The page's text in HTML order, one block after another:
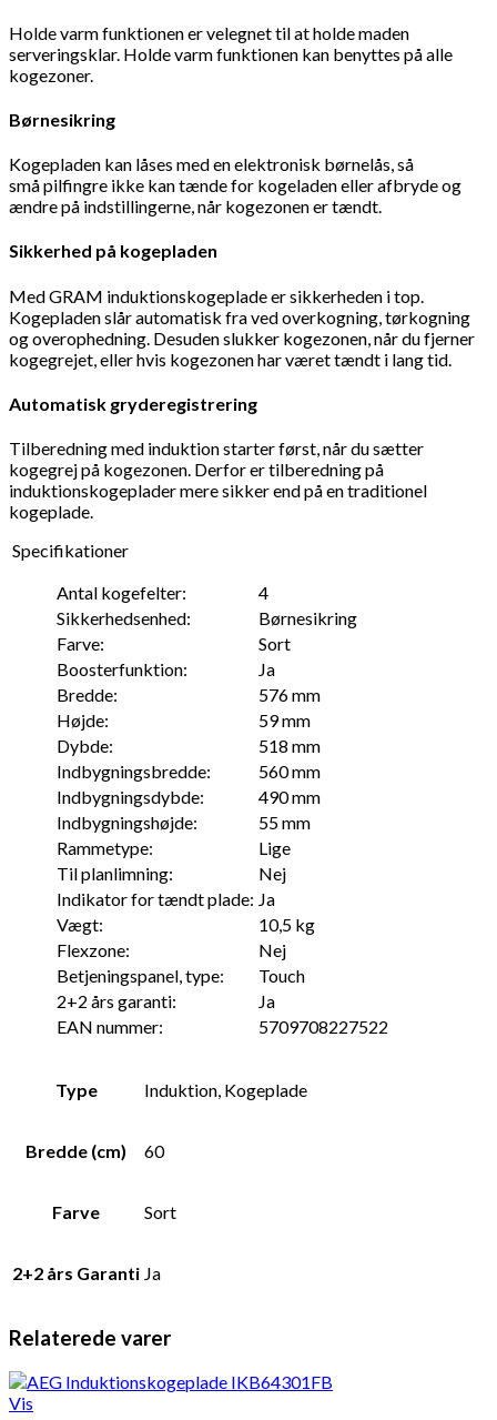
Holde varm funktionen er velegnet til at holde maden
serveringsklar. Holde varm funktionen kan benyttes på alle
kogezoner.
Børnesikring
Kogepladen kan låses med en elektronisk børnelås, så
små pilfingre ikke kan tænde for kogeladen eller afbryde og
ændre på indstillingerne, når kogezonen er tændt.
Sikkerhed på kogepladen
Med GRAM induktionskogeplade er sikkerheden i top.
Kogepladen slår automatisk fra ved overkogning, tørkogning
og overophedning. Desuden slukker kogezonen, når du fjerner
kogegrejet, eller hvis kogezonen har været tændt i lang tid.
Automatisk gryderegistrering
Tilberedning med induktion starter først, når du sætter
kogegrej på kogezonen. Derfor er tilberedning på
induktionskogeplader mere sikker end på en traditionel
kogeplade.
Specifikationer
Antal kogefelter:
4
Sikkerhedsenhed:
Børnesikring
Farve:
Sort
Boosterfunktion:
Ja
Bredde:
576 mm
Højde:
59 mm
Dybde:
518 mm
Indbygningsbredde:
560 mm
Indbygningsdybde:
490 mm
Indbygningshøjde:
55 mm
Rammetype:
Lige
Til planlimning:
Nej
Indikator for tændt plade: Ja
Vægt:
10,5 kg
Flexzone:
Nej
Betjeningspanel, type:
Touch
2+2 års garanti:
Ja
EAN nummer:
5709708227522
Type Induktion, Kogeplade
Bredde (cm) 60
Farve Sort
2+2 års Garanti Ja
Relaterede varer
Vis